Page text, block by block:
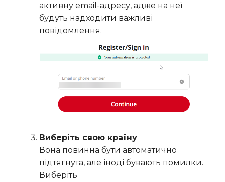
активну email-адресу, адже на неї
будуть надходити важливі
повідомлення.
Виберіть свою країну
Вона повинна бути автоматично
підтягнута, але іноді бувають помилки.
Виберіть